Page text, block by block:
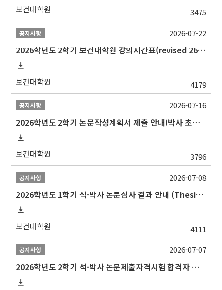
보건대학원 3475
공지사항
2026학년도 2학기 보건대학원 강의시간표(revised 260803)(2026 2nd SEMESTER SNU GSPH TIMETABLE)
보건대학원 4179
2026-07-22
공지사항
2026학년도 2학기 논문작성계획서 제출 안내(박사 초심 일정 포함)_Thesis Proposal
보건대학원 3796
2026-07-16
공지사항
2026학년도 1학기 석·박사 논문심사 결과 안내 (Thesis Defense Result)
보건대학원 4111
2026-07-08
공지사항
2026학년도 2학기 석·박사 논문제출자격시험 합격자 공고(TSQ Exam Result)
2026-07-07